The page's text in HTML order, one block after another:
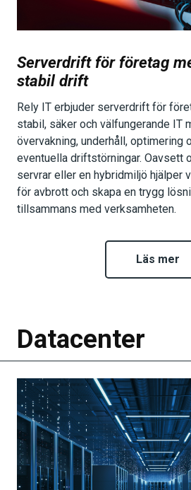
Serverdrift för företag
stabil drift
Rely IT erbjuder serverdrift för
stabil, säker och välfungerande IT
övervakning, underhåll, optimering
eventuella driftstörningar. Oavsett
servrar eller en hybridmiljö hjälper
för avbrott och skapa en trygg
tillsammans med verksamheten.
Läs mer
Datacenter